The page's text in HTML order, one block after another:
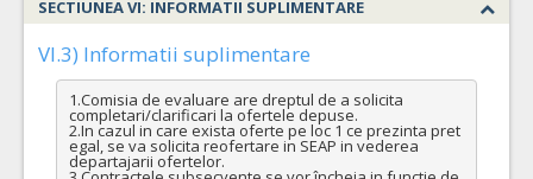
SECTIUNEA VI: INFORMATII SUPLIMENTARE
VI.3) Informatii suplimentare
1.Comisia de evaluare are dreptul de a solicita
completari/clarificari la ofertele depuse.
2.In cazul in care exista oferte pe loc 1 ce prezinta pret
egal, se va solicita reofertare in SEAP in vederea
departajarii ofertelor.